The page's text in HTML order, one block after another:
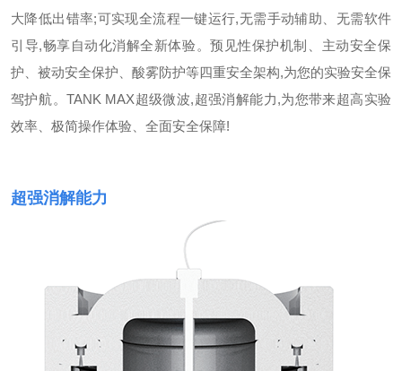
大降低出错率;可实现全流程一键运行,无需手动辅助、无需软件
引导,畅享自动化消解全新体验。预见性保护机制、主动安全保
护、被动安全保护、酸雾防护等四重安全架构,为您的实验安全保
驾护航。TANK MAX超级微波,超强消解能力,为您带来超高实验
效率、极简操作体验、全面安全保障!
超强消解能力